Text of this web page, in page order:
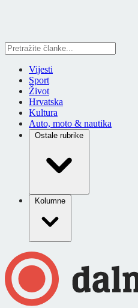
Vijesti
Sport
Život
Hrvatska
Kultura
Auto, moto & nautika
Ostale rubrike
Kolumne